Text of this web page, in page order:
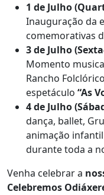
1 de Julho
Inauguração da
comemorativas
3 de Julho
Momento
Rancho
espetáculo “As
4 de Julho
dança, ballet,
animação
durante toda a
Venha celebrar a
Celebremos